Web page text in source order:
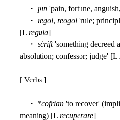
・ pīn 'pain, fortune,
・ regol, reogol 'rule;
[L regula]
・ sċrift'something decreed
absolution; confessor; judge' [L
[ Verbs ]
・ *cōfrian 'to recover'
meaning) [L recuperare]